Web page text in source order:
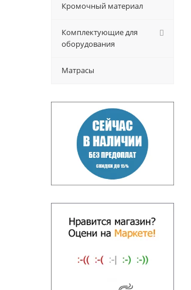
Кромочный материал
Комплектующие для
оборудования
Матрасы